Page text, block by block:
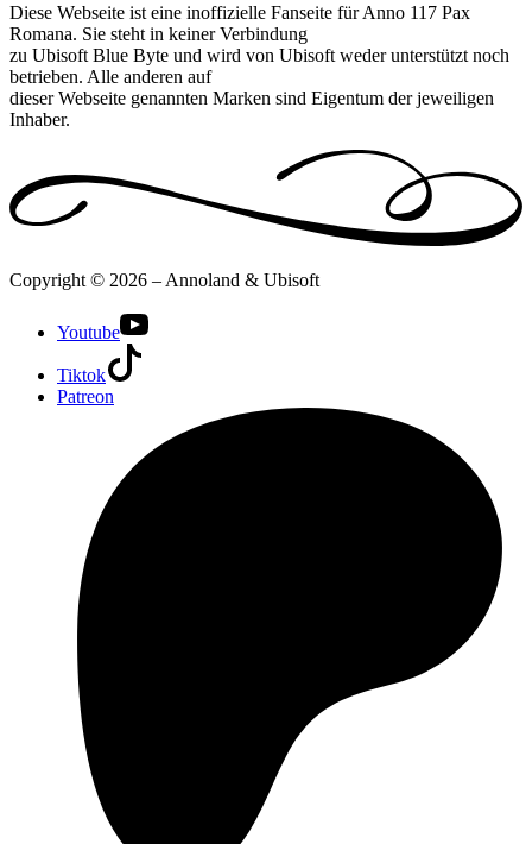
Diese Webseite ist eine inoffizielle Fanseite für Anno 117 Pax
Romana. Sie steht in keiner Verbindung
zu Ubisoft Blue Byte und wird von Ubisoft weder unterstützt noch
betrieben. Alle anderen auf
dieser Webseite genannten Marken sind Eigentum der jeweiligen
Inhaber.
Copyright © 2026 – Annoland & Ubisoft
Youtube
Tiktok
Patreon